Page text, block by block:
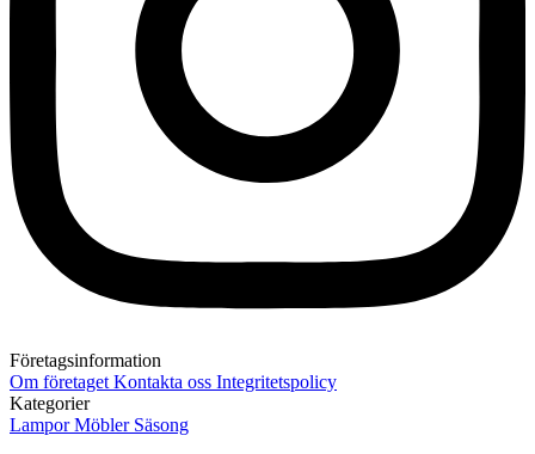
Företagsinformation
Om företaget Kontakta oss Integritetspolicy
Kategorier
LamporMöbler Säsong